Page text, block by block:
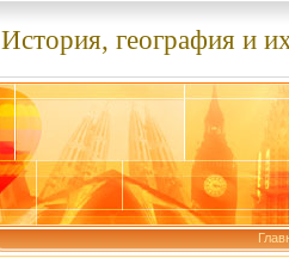
История, география и